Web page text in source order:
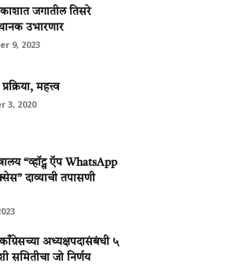
जगातील तिसरे
उभारणार
9, 2023
महत्त्व
3, 2020
“व्हॉट्स ऍप WhatsApp
दाव्याची तपासणी
काँग्रेसच्‍या अध्‍यक्षपदासंबंधी ५
समितीचा जो निर्णय